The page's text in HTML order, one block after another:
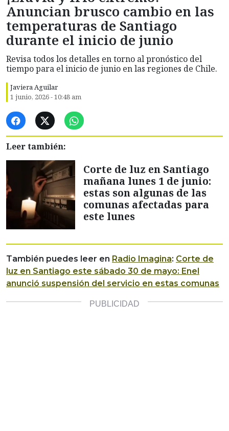
Anuncian brusco cambio en las
temperaturas de Santiago
durante el inicio de junio
Revisa todos los detalles en torno al pronóstico del
tiempo para el inicio de junio en las regiones de Chile.
Javiera Aguilar
1 junio, 2026 - 10:48 am
Leer también:
Corte de luz en Santiago
mañana lunes 1 de junio:
estas son algunas de las
comunas afectadas para
este lunes
También puedes leer en Radio Imagina: Corte de
luz en Santiago este sábado 30 de mayo: Enel
anunció suspensión del servicio en estas comunas